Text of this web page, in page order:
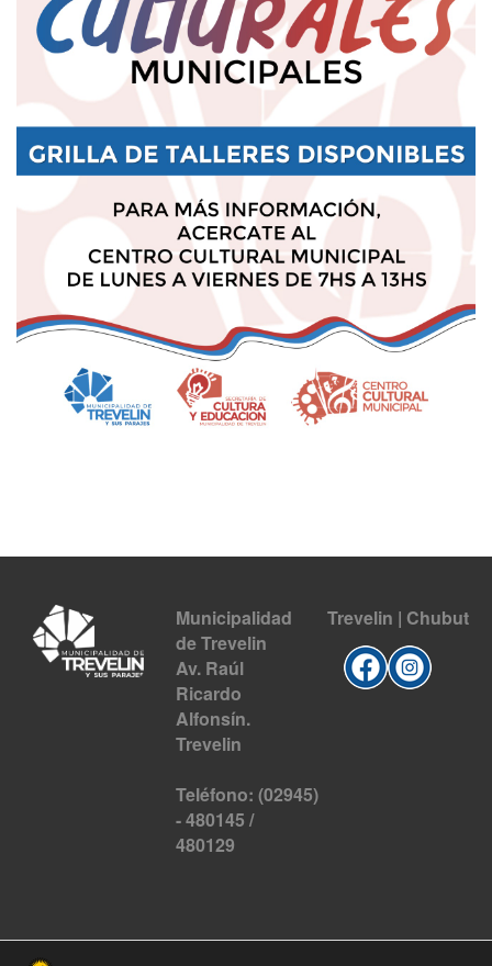
Municipalidad
de Trevelin
Av. Raúl
Ricardo
Alfonsín.
Trevelin
Teléfono: (02945)
- 480145 /
480129
Trevelin | Chubut